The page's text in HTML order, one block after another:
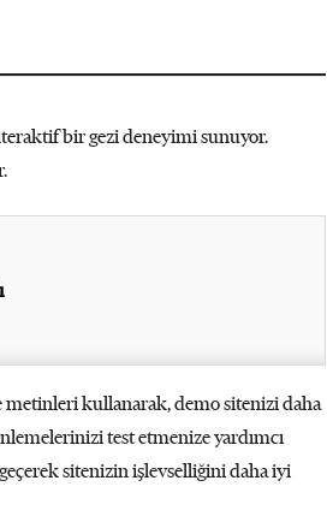
bir gezi deneyimi sunuyor.
metinleri kullanarak, demo sitenizi daha
test etmenize yardımcı
sitenizin işlevselliğini daha iyi